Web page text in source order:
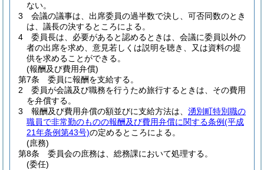
ない。
3
会議の議事は、出席委員の過半数で決し、可否同数のとき
は、議長の決するところによる。
4
委員長は、必要があると認めるときは、会議に委員以外の
者の出席を求め、意見若しくは説明を聴き、又は資料の提
供を求めることができる。
(報酬及び費用弁償)
第7条
委員に報酬を支給する。
2
委員が会議及び職務を行うため旅行するときは、その費用
を弁償する。
3
報酬及び費用弁償の額並びに支給方法は、 湧別町特別職の
職員で非常勤のものの報酬及び費用弁償に関する条例(平成
21年条例第43号)の定めるところによる。
(庶務)
第8条
委員会の庶務は、総務課において処理する。
(委任)